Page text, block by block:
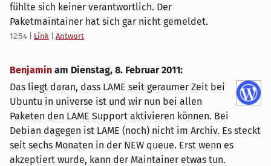
fühlte sich keiner verantwortlich. Der
Paketmaintainer hat sich gar nicht gemeldet.
12:54 Link Antwort
Benjamin am Dienstag, 8. Februar 2011:
Das liegt daran, dass LAME seit geraumer Zeit bei
Ubuntu in universe ist und wir nun bei allen
Paketen den LAME Support aktivieren können. Bei
Debian dagegen ist LAME (noch) nicht im Archiv. Es steckt
seit sechs Monaten in der NEW queue. Erst wenn es
akzeptiert wurde, kann der Maintainer etwas tun.